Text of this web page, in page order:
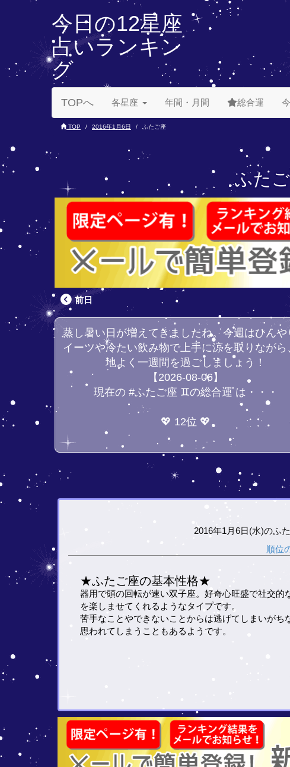
今日の12星座
占いランキン
グ
TOPへ 各星座 年間・月間 総合運
TOP 2016年1月6日 ふたご座
ふた
前日
蒸し暑い日が増えてきましたね。今週はひんや
イーツや冷たい飲み物で上手に涼を取りながら
地よく一週間を過ごしましょう！
【2026-08-06】
現在の #ふたご座 ♊の総合運 は・・・
💖 12位 💖
2016年1月6日(水)のふ
順位
★ふたご座の基本性格★
器用で頭の回転が速い双子座。好奇心旺盛で社交的
を楽しませてくれるようなタイプです。
苦手なことやできないことからは逃げてしまいがち
思われてしまうこともあるようです。